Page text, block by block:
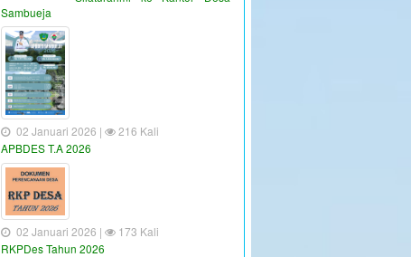
Sambueja
02 Januari 2026 |
216 Kali
APBDES T.A 2026
02 Januari 2026 |
173 Kali
RKPDes Tahun 2026